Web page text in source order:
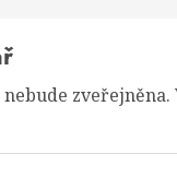
zveřejněna.